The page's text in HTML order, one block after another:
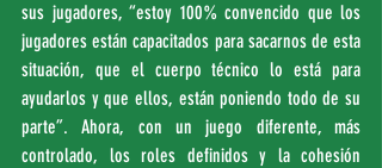
sus jugadores, “estoy 100% convencido que los
jugadores están capacitados para sacarnos de esta
situación, que el cuerpo técnico lo está para
ayudarlos y que ellos, están poniendo todo de su
parte”. Ahora, con un juego diferente, más
controlado, los roles definidos y la cohesión